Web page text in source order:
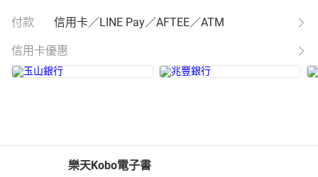
付款 信用卡／LINE Pay／AFTEE／ATM
信用卡優惠
樂天Kobo電子書